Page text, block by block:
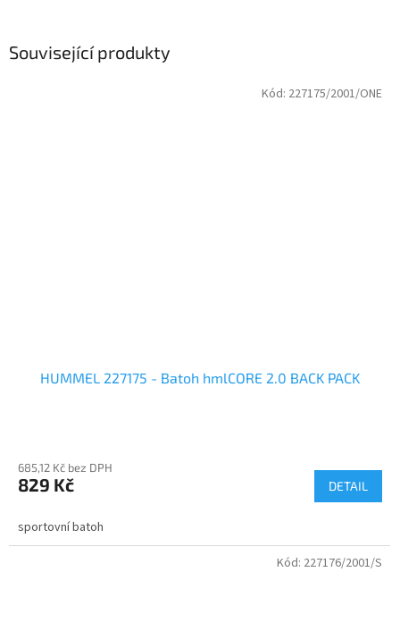
Související produkty
HUMMEL 227175 - Batoh hmlCORE 2.0 BACK PACK
685,12 Kč bez DPH
829 Kč DETAIL
sportovní batoh
Kód: 227175/2001/ONE
Kód: 227176/2001/S